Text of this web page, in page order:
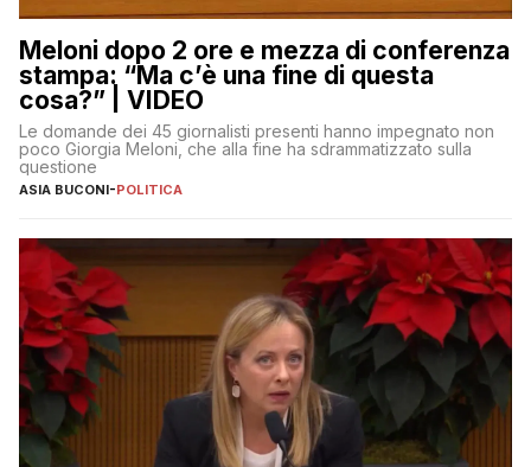
Meloni dopo 2 ore e mezza di conferenza
stampa: “Ma c’è una fine di questa
cosa?” | VIDEO
Le domande dei 45 giornalisti presenti hanno impegnato non
poco Giorgia Meloni, che alla fine ha sdrammatizzato sulla
questione
ASIA BUCONI-POLITICA